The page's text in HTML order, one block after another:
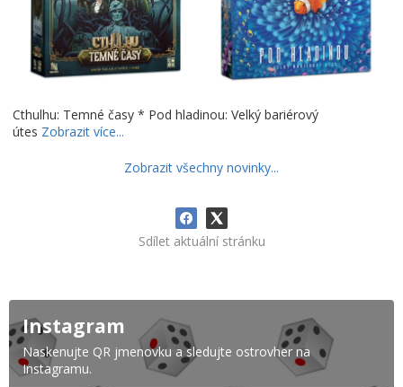
Cthulhu: Temné časy * Pod hladinou: Velký bariérový
útes Zobrazit více...
Zobrazit všechny novinky...
Sdílet aktuální stránku
Instagram
Naskenujte QR jmenovku a sledujte ostrovher na
Instagramu.